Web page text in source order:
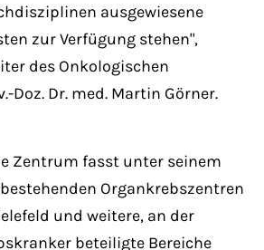
ausgewiesene
zur Verfügung stehen",
des Onkologischen
Doz. Dr. med. Martin Görner.
Zentrum fasst unter seinem
Organkrebszentren
und weitere, an der
beteiligte Bereiche